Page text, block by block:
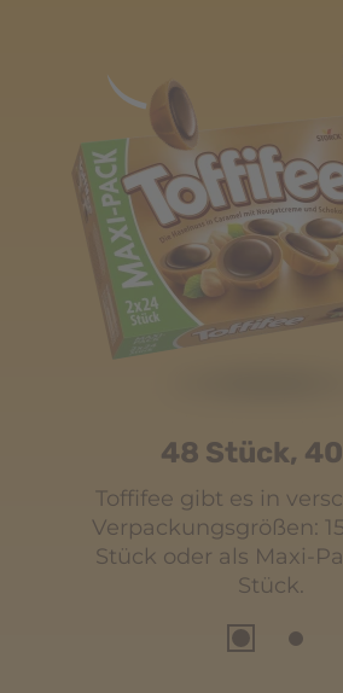
48 Stück,
Toffifee gibt es in
Verpackungsgrößen:
Stück oder als Maxi-
Stück.